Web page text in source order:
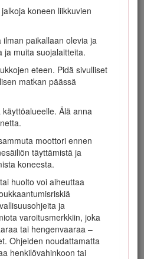
koneen liikkuvien
ilman paikallaan olevia ja
ja muita suojalaitteita.
eteen. Pidä sivulliset
matkan päässä
Älä anna
moottori ennen
täyttämistä ja
koneesta.
huolto voi aiheuttaa
ja
varoitusmerkkiin, joka
tai hengenvaaraa –
Ohjeiden noudattamatta
henkilövahinkoon tai
Toroon osoitteessa
ja
tietoja
jälleenmyyjästä tai haluat
Toro-varaosia tai
huoltoliikkeeseen tai
tällöin tuotteen malli- ja
Malli- ja sarjanumerot ovat
vasemmalla puolella jalkatuen
varoitusmerkintä (Kuva
saattaa olla seurauksena
1